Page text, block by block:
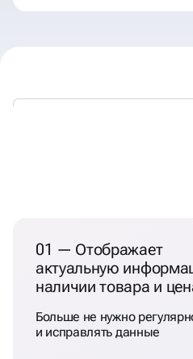
01 — Отображает
актуальную
наличии товара и
Больше не нужно
и исправлять данные